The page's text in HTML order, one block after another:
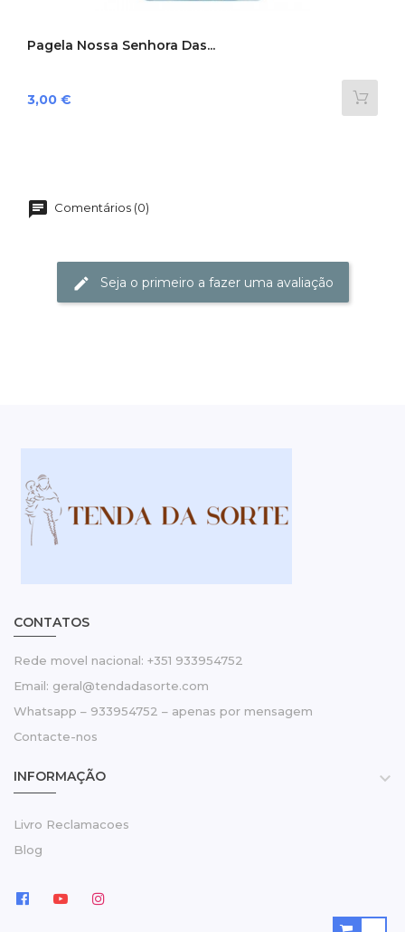
Pagela Nossa Senhora Das...
Preço
3,00 €
Comentários (0)
Seja o primeiro a fazer uma avaliação
CONTATOS
Rede movel nacional: +351 933954752
Email: geral@tendadasorte.com
Whatsapp – 933954752 – apenas por mensagem
Contacte-nos
INFORMAÇÃO 
Livro Reclamacoes
Blog